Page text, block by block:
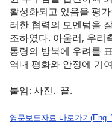
활성화되고 있음을 평
러한 협력의 모멘텀을
조하였다. 아울러, 우리
통령의 방북에 우려를
역내 평화와 안정에 기
붙임: 사진. 끝.
영문보도자료 바로가기(Eng.